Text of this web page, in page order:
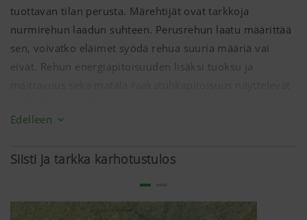
tuottavan tilan perusta. Märehtijät ovat tarkkoja
nurmirehun laadun suhteen. Perusrehun laatu määrittää
sen, voivatko eläimet syödä rehua suuria määriä vai
eivät. Rehun energiapitoisuuden lisäksi tuoksu ja
vähentää. Tämä pienentää ruokintakustannuksia ja
parantaa samalla eläinten terveyttä.
Edelleen
Siisti ja tarkka karhotustulos